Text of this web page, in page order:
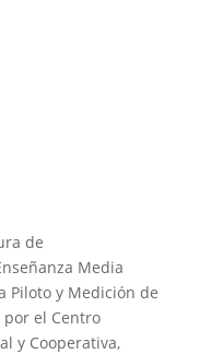
de
Media
Piloto y Medición de
por el Centro
y Cooperativa,